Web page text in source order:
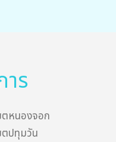
ร
ตหนองจอก
ตปทุมวัน